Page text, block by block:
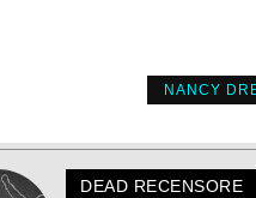
NANCY
DEAD RECENSORE